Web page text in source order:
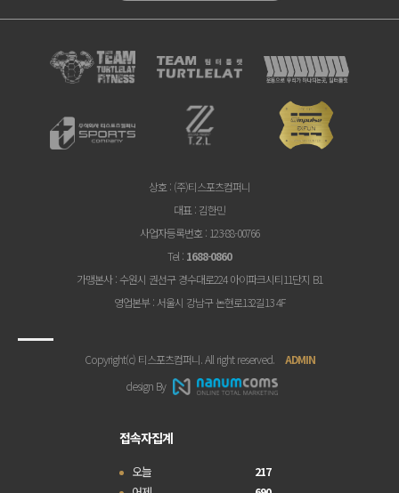
상호 : (주)티스포츠컴퍼니
대표 : 김한민
사업자등록번호 : 123-88-00766
Tel : 1688-0860
가맹본사: 수원시 권선구 경수대로224 아이파크시티11단지 B1
영업본부: 서울시 강남구 논현로132길13 4F
Copyright(c) 티스포츠컴퍼니. All right reserved. ADMIN
design By
접속자집계
오늘 217